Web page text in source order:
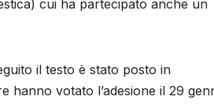
cui ha partecipato anche un
il testo è stato posto in
hanno votato l’adesione il 29